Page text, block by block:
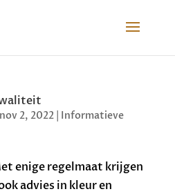
nov 2, 2022| Informatieve
enige regelmaat krijgen
advies in kleur en